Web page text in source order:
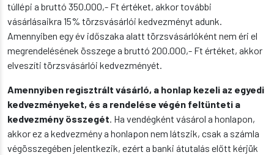
túllépi a bruttó 350.000,- Ft értéket, akkor további
vásárlásaikra 15% törzsvásárlói kedvezményt adunk.
Amennyiben egy év időszaka alatt törzsvásárlóként nem éri el
megrendelésének összege a bruttó 200.000,- Ft értéket, akkor
elveszíti törzsvásárlói kedvezményét.
Amennyiben regisztrált vásárló, a honlap kezeli az egyedi
kedvezményeket, és a rendelése végén feltünteti a
kedvezmény összegét. Ha vendégként vásárol a honlapon,
akkor ez a kedvezmény a honlapon nem látszik, csak a számla
végösszegében jelentkezik, ezért a banki átutalás előtt kérjük